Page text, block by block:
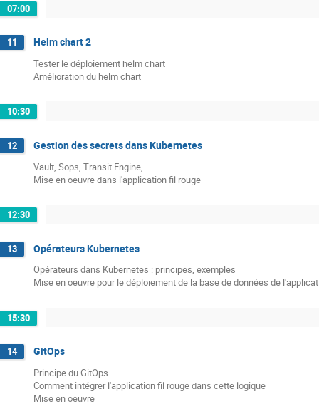
07:00
11 Helm chart 2
Tester le déploiement helm chart
Amélioration du helm chart
10:30
12 Gestion des secrets dans Kubernetes
Vault, Sops, Transit Engine, ...
Mise en oeuvre dans l'application fil rouge
12:30
13 Opérateurs Kubernetes
Opérateurs dans Kubernetes : principes, exemples
Mise en oeuvre pour le déploiement de la base de données de
15:30
14 GitOps
Principe du GitOps
Comment intégrer l'application fil rouge dans cette logique
Mise en oeuvre